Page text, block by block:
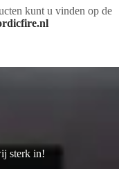
kunt u vinden op de
sterk in!